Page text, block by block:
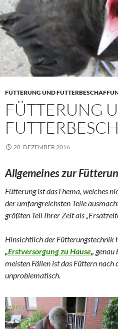
FÜTTERUNG UND
FÜTTERUNG
28. DEZEMBER 2016
Allgemeines zur
Fütterung ist dasThema, welches
der umfangreichsten Teile
größten Teil Ihrer Zeit als
Hinsichtlich der Fütterungstechnik
„Erstversorgung zu Hause„ genau
meisten Fällen ist das Füttern nach
unproblematisch.